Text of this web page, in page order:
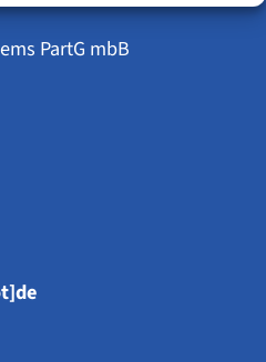
PartG mbB